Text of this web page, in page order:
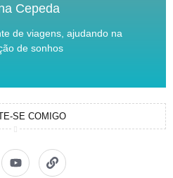
Cepeda
de viagens, ajudando na
de sonhos
SE COMIGO